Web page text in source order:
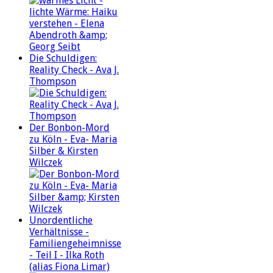
Die Schuldigen:
Reality Check - Ava J.
Thompson
Der Bonbon-Mord
zu Köln - Eva- Maria
Silber & Kirsten
Wilczek
Unordentliche
Verhältnisse -
Familiengeheimnisse
- Teil I - Ilka Roth
(alias Fiona Limar)